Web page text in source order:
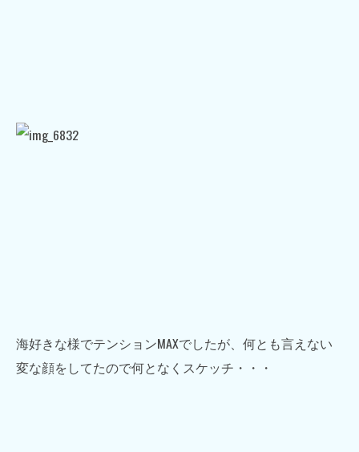
海好きな様でテンションMAXでしたが、何とも言えない
変な顔をしてたので何となくスケッチ・・・